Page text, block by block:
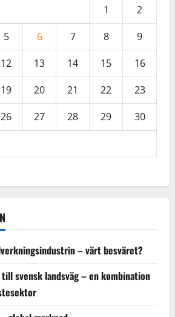
1
2
5 6 7 8
9
12 13 14 15
16
19 20 21 22
23
26 27 28 29
30
– värt besväret?
svensk landsväg – en kombination